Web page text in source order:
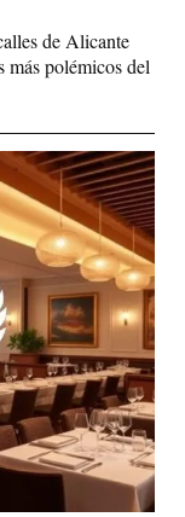
de Alicante
más polémicos del